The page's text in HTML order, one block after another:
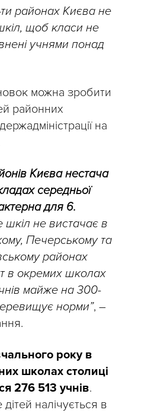
районах Києва не
щоб класи не
учнями понад
можна зробити
районних
на
Києва нестача
середньої
для 6.
не вистачає в
Печерському та
районах
в окремих школах
майже на 300-
норми”, –
року в
школах столиці
276 513 учнів.
налічується в